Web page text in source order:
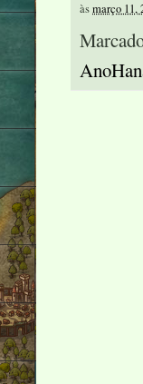
àsmarço 11,